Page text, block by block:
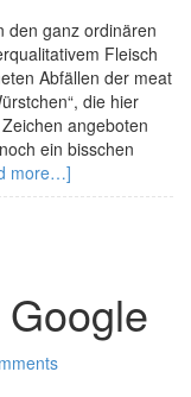
den ganz ordinären
Fleisch
Abfällen der meat
die hier
angeboten
ein bisschen
more…]